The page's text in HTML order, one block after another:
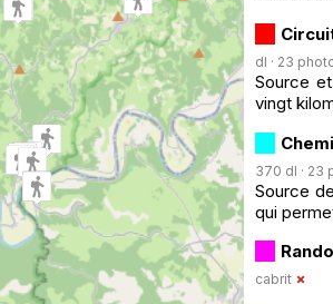
dl · 23
Source
vingt
370 dl · 23
Source
qui
cabrit